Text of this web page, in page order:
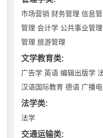
市场营销 财务管理 信息
管理 会计学 公共事业管理
管理 旅游管理
文学教育类:
广告学 英语 编辑出版学
汉语国际教育 德语 广播
法学类:
法学
交通运输类: